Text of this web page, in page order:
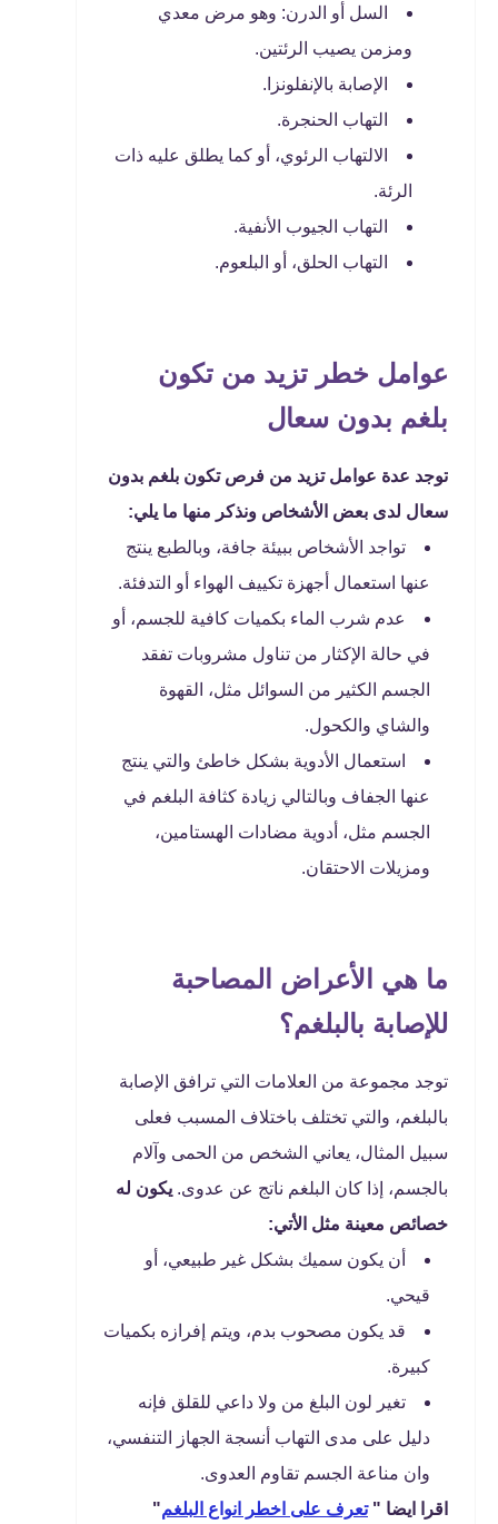
السل أو الدرن: وهو مرض معدي
ومزمن يصيب الرئتين.
الإصابة بالإنفلونزا.
التهاب الحنجرة.
الالتهاب الرئوي، أو كما يطلق عليه ذات
الرئة.
التهاب الجيوب الأنفية.
التهاب الحلق، أو البلعوم.
عوامل خطر تزيد من تكون
بلغم بدون سعال
توجد عدة عوامل تزيد من فرص تكون بلغم بدون
سعال لدى بعض الأشخاص ونذكر منها ما يلي:
تواجد الأشخاص ببيئة جافة، وبالطبع ينتج
عنها استعمال أجهزة تكييف الهواء أو التدفئة.
عدم شرب الماء بكميات كافية للجسم، أو
في حالة الإكثار من تناول مشروبات تفقد
الجسم الكثير من السوائل مثل، القهوة
والشاي والكحول.
استعمال الأدوية بشكل خاطئ والتي ينتج
عنها الجفاف وبالتالي زيادة كثافة البلغم في
الجسم مثل، أدوية مضادات الهستامين،
ومزيلات الاحتقان.
ما هي الأعراض المصاحبة
للإصابة بالبلغم؟
توجد مجموعة من العلامات التي ترافق الإصابة
بالبلغم، والتي تختلف باختلاف المسبب فعلى
سبيل المثال، يعاني الشخص من الحمى وآلام
بالجسم، إذا كان البلغم ناتج عن عدوى. يكون له
خصائص معينة مثل الأتي:
أن يكون سميك بشكل غير طبيعي، أو
قيحي.
قد يكون مصحوب بدم، ويتم إفرازه بكميات
كبيرة.
تغير لون البلغ من ولا داعي للقلق فإنه
دليل على مدى التهاب أنسجة الجهاز التنفسي،
وان مناعة الجسم تقاوم العدوى.
اقرا ايضا "تعرف على اخطر انواع البلغم"